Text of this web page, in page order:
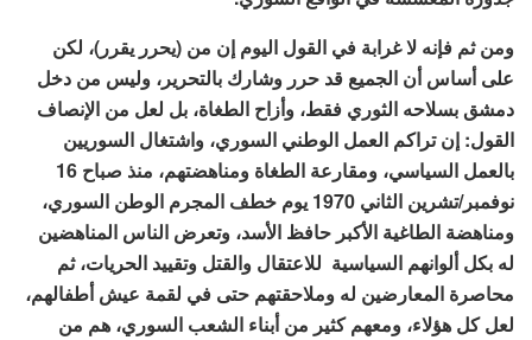
ومن ثم فإنه لا غرابة في القول اليوم إن من (يحرر يقرر)، لكن
على أساس أن الجميع قد حرر وشارك بالتحرير، وليس من دخل
دمشق بسلاحه الثوري فقط، وأزاح الطغاة، بل لعل من الإنصاف
القول: إن تراكم العمل الوطني السوري، واشتغال السوريين
بالعمل السياسي، ومقارعة الطغاة ومناهضتهم، منذ صباح 16
نوفمبر/تشرين الثاني 1970 يوم خطف المجرم الوطن السوري،
ومناهضة الطاغية الأكبر حافظ الأسد، وتعرض الناس المناهضين
له بكل ألوانهم السياسية للاعتقال والقتل وتقييد الحريات، ثم
محاصرة المعارضين له وملاحقتهم حتى في لقمة عيش أطفالهم،
لعل كل هؤلاء، ومعهم كثير من أبناء الشعب السوري، هم من